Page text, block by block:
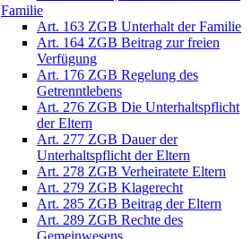
Familie
Art. 163 ZGB Unterhalt der Familie
Art. 164 ZGB Beitrag zur freien
Verfügung
Art. 176 ZGB Regelung des
Getrenntlebens
Art. 276 ZGB Die Unterhaltspflicht
der Eltern
Art. 277 ZGB Dauer der
Unterhaltspflicht der Eltern
Art. 278 ZGB Verheiratete Eltern
Art. 279 ZGB Klagerecht
Art. 285 ZGB Beitrag der Eltern
Art. 289 ZGB Rechte des
Gemeinwesens